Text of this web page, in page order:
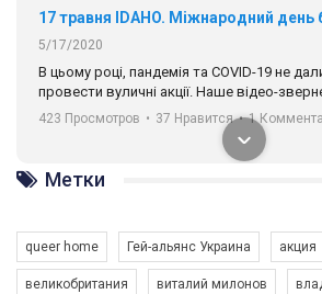
5/17/2020
В цьому році, пандемія та COVІD-19 не
провести вуличні акції. Наше відео-
навіть коли ми у різних містах та не
разом. Ми закликаємо всіх хто поділяє
солідарності, приєднатися до нас.
ГАУ є в 16 областях України.
Разом наш голос лунає гучніше!
423 Просмотров • 37 Нравится • 1
Метки
queer home Гей-альянс Украина акция
великобритания виталий милонов